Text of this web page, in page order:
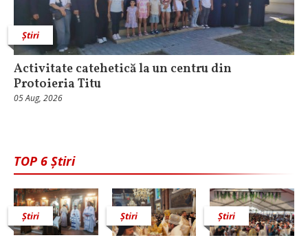
Știri
Activitate catehetică la un centru din
Protoieria Titu
05 Aug, 2026
TOP 6 Știri
Știri Știri Știri